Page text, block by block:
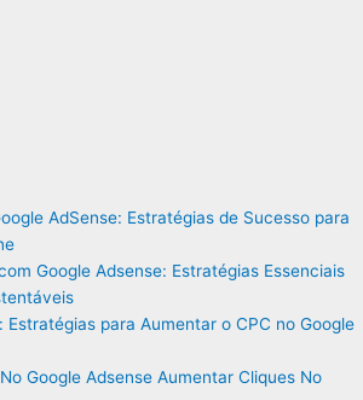
AdSense: Estratégias de Sucesso para
Google Adsense: Estratégias Essenciais
Estratégias para Aumentar o CPC no Google
Google Adsense Aumentar Cliques No